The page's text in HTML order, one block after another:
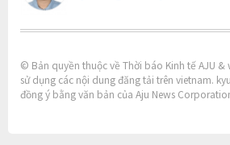
© Bản quyền thuộc về Thời báo Kinh tế AJU &
sử dụng các nội dung đăng tải trên vietnam.
đồng ý bằng văn bản của Aju News